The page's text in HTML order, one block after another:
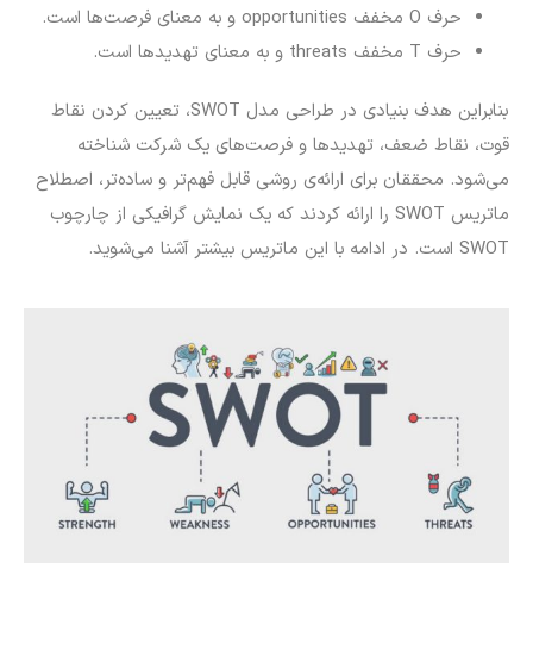
حرف O مخفف opportunities و به معنای فرصت‌ها است.
حرف T مخفف threats و به معنای تهدیدها است.
بنابراین هدف بنیادی در طراحی مدل SWOT، تعیین کردن نقاط
قوت، نقاط ضعف، تهدیدها و فرصت‌های یک شرکت شناخته
می‌شود. محققان برای ارائه‌ی روشی قابل فهم‌تر و ساده‌تر، اصطلاح
ماتریس SWOT را ارائه کردند که یک نمایش گرافیکی از چارچوب
SWOT است. در ادامه با این ماتریس بیشتر آشنا می‌شوید.